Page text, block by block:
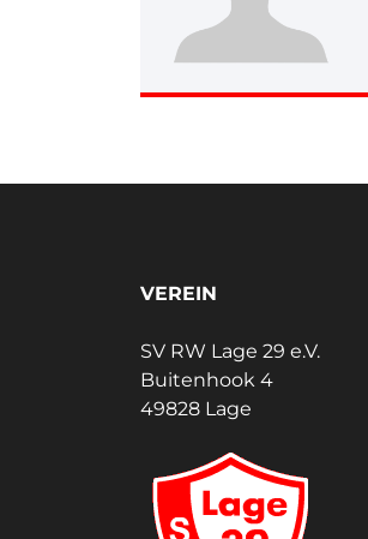
VEREIN
SV RW Lage 29 e.V.
Buitenhook 4
49828 Lage